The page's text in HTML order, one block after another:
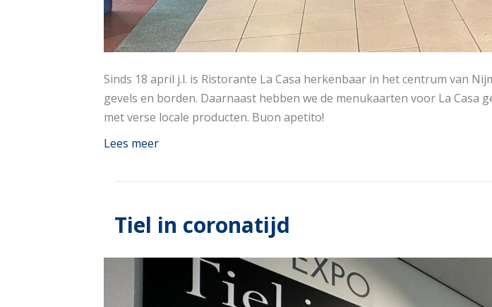
Sinds 18 april j.l. is Ristorante La Casa herkenbaar in het centrum van
gevels en borden. Daarnaast hebben we de menukaarten voor La
met verse locale producten. Buon apetito!
Lees meer
Tiel in coronatijd